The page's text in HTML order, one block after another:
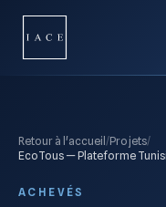
Retour à l'accueil /Projets/
EcoTous — Plateforme
ACHEVÉS